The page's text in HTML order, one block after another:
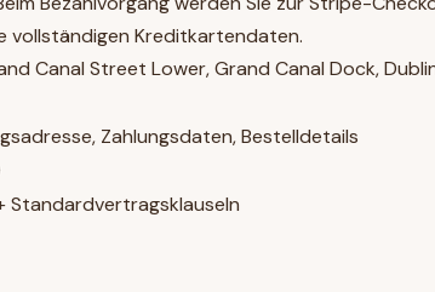
vollständigen Kreditkartendaten.
Canal Street Lower, Grand Canal Dock,
Zahlungsdaten, Bestelldetails
Standardvertragsklauseln